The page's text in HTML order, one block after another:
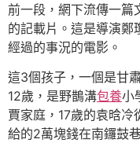
前一段，網下流傳一篇
的記載片。這是導演鄭
經過的事況的電影。
這3個孩子，一個是甘
12歲，是野鵲溝包養小
賈家庭，17歲的袁晗
給的2萬塊錢在南鑼鼓